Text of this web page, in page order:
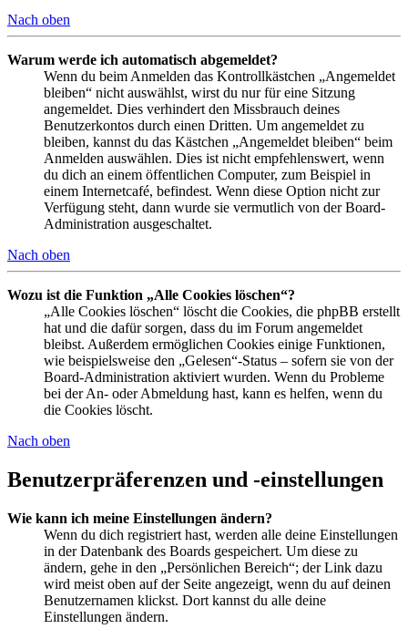
Nach oben
Warum werde ich automatisch abgemeldet?
Wenn du beim Anmelden das Kontrollkästchen „Angemeldet
bleiben“ nicht auswählst, wirst du nur für eine Sitzung
angemeldet. Dies verhindert den Missbrauch deines
Benutzerkontos durch einen Dritten. Um angemeldet zu
bleiben, kannst du das Kästchen „Angemeldet bleiben“ beim
Anmelden auswählen. Dies ist nicht empfehlenswert, wenn
du dich an einem öffentlichen Computer, zum Beispiel in
einem Internetcafé, befindest. Wenn diese Option nicht zur
Verfügung steht, dann wurde sie vermutlich von der Board-
Administration ausgeschaltet.
Nach oben
Wozu ist die Funktion „Alle Cookies löschen“?
„Alle Cookies löschen“ löscht die Cookies, die phpBB erstellt
hat und die dafür sorgen, dass du im Forum angemeldet
bleibst. Außerdem ermöglichen Cookies einige Funktionen,
wie beispielsweise den „Gelesen“-Status – sofern sie von der
Board-Administration aktiviert wurden. Wenn du Probleme
bei der An- oder Abmeldung hast, kann es helfen, wenn du
die Cookies löscht.
Nach oben
Benutzerpräferenzen und -einstellungen
Wie kann ich meine Einstellungen ändern?
Wenn du dich registriert hast, werden alle deine Einstellungen
in der Datenbank des Boards gespeichert. Um diese zu
ändern, gehe in den „Persönlichen Bereich“; der Link dazu
wird meist oben auf der Seite angezeigt, wenn du auf deinen
Benutzernamen klickst. Dort kannst du alle deine
Einstellungen ändern.